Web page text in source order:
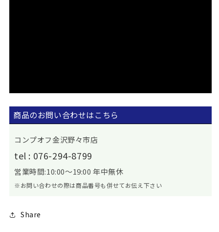
商品のお問い合わせはこちら
コンプオフ金沢野々市店
tel : 076-294-8799
営業時間:10:00～19:00 年中無休
※お問い合わせの際は商品番号も併せてお伝え下さい
Share